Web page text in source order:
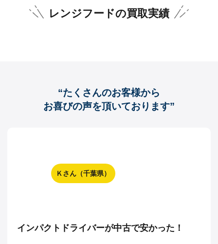
レンジフードの買取実績
“たくさんのお客様から
お喜びの声を頂いております”
Ｋさん（千葉県）
インパクトドライバーが中古で安かった！